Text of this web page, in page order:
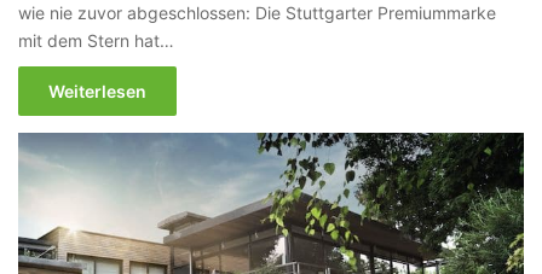
wie nie zuvor abgeschlossen: Die Stuttgarter Premiummarke
mit dem Stern hat…
Weiterlesen